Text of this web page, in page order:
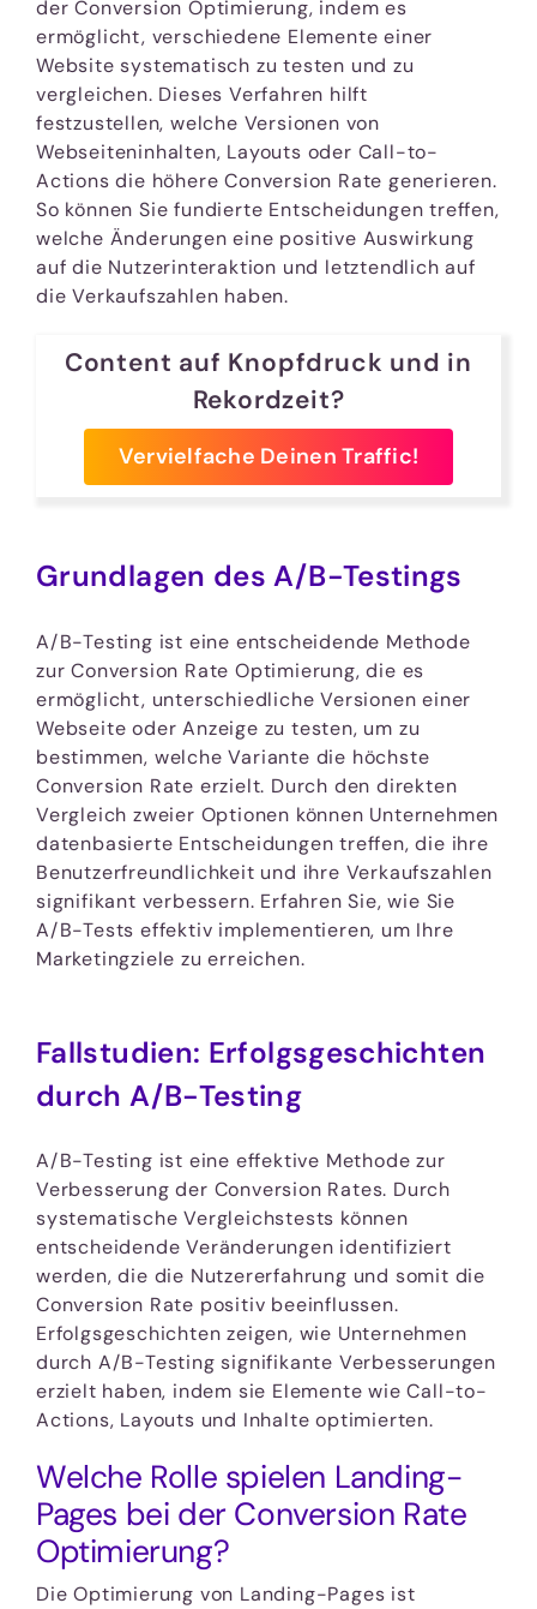
der Conversion Optimierung, indem es
ermöglicht, verschiedene Elemente einer
Website systematisch zu testen und zu
vergleichen. Dieses Verfahren hilft
festzustellen, welche Versionen von
Webseiteninhalten, Layouts oder Call-to-
Actions die höhere Conversion Rate generieren.
So können Sie fundierte Entscheidungen treffen,
welche Änderungen eine positive Auswirkung
auf die Nutzerinteraktion und letztendlich auf
die Verkaufszahlen haben.
Content auf Knopfdruck und in
Rekordzeit?
Vervielfache Deinen Traffic!
Grundlagen des A/B-Testings
A/B-Testing ist eine entscheidende Methode
zur Conversion Rate Optimierung, die es
ermöglicht, unterschiedliche Versionen einer
Webseite oder Anzeige zu testen, um zu
bestimmen, welche Variante die höchste
Conversion Rate erzielt. Durch den direkten
Vergleich zweier Optionen können Unternehmen
datenbasierte Entscheidungen treffen, die ihre
Benutzerfreundlichkeit und ihre Verkaufszahlen
signifikant verbessern. Erfahren Sie, wie Sie
A/B-Tests effektiv implementieren, um Ihre
Marketingziele zu erreichen.
Fallstudien: Erfolgsgeschichten
durch A/B-Testing
A/B-Testing ist eine effektive Methode zur
Verbesserung der Conversion Rates. Durch
systematische Vergleichstests können
entscheidende Veränderungen identifiziert
werden, die die Nutzererfahrung und somit die
Conversion Rate positiv beeinflussen.
Erfolgsgeschichten zeigen, wie Unternehmen
durch A/B-Testing signifikante Verbesserungen
erzielt haben, indem sie Elemente wie Call-to-
Actions, Layouts und Inhalte optimierten.
Welche Rolle spielen Landing-
Pages bei der Conversion Rate
Optimierung?
Die Optimierung von Landing-Pages ist